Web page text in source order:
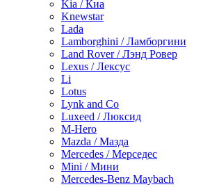
Kia / Киа
Knewstar
Lada
Lamborghini / Ламборгини
Land Rover / Лэнд Ровер
Lexus / Лексус
Li
Lotus
Lynk and Co
Luxeed / Люксид
M-Hero
Mazda / Мазда
Mercedes / Мерседес
Mini / Мини
Mercedes-Benz Maybach